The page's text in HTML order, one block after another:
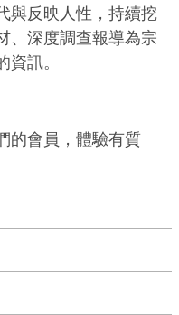
與反映人性，持續挖
、深度調查報導為宗
訊。
的會員，體驗有質